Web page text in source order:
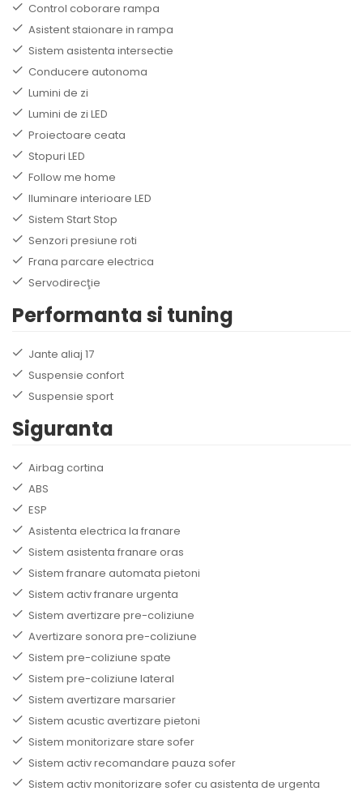
Control coborare rampa
Asistent staionare in rampa
Sistem asistenta intersectie
Conducere autonoma
Lumini de zi
Lumini de zi LED
Proiectoare ceata
Stopuri LED
Follow me home
Iluminare interioare LED
Sistem Start Stop
Senzori presiune roti
Frana parcare electrica
Servodirecţie
Performanta si tuning
Jante aliaj 17
Suspensie confort
Suspensie sport
Siguranta
Airbag cortina
ABS
ESP
Asistenta electrica la franare
Sistem asistenta franare oras
Sistem franare automata pietoni
Sistem activ franare urgenta
Sistem avertizare pre-coliziune
Avertizare sonora pre-coliziune
Sistem pre-coliziune spate
Sistem pre-coliziune lateral
Sistem avertizare marsarier
Sistem acustic avertizare pietoni
Sistem monitorizare stare sofer
Sistem activ recomandare pauza sofer
Sistem activ monitorizare sofer cu asistenta de urgenta